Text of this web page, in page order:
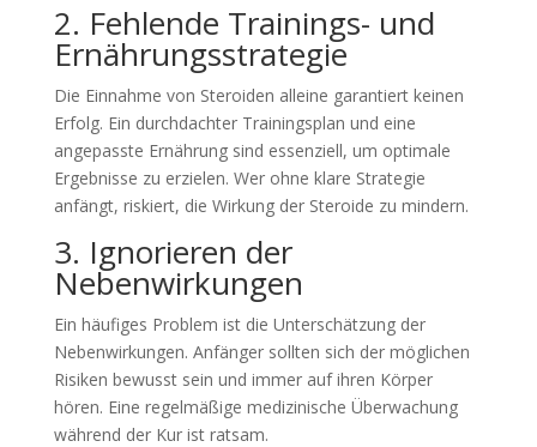
2. Fehlende Trainings- und
Ernährungsstrategie
Die Einnahme von Steroiden alleine garantiert keinen
Erfolg. Ein durchdachter Trainingsplan und eine
angepasste Ernährung sind essenziell, um optimale
Ergebnisse zu erzielen. Wer ohne klare Strategie
anfängt, riskiert, die Wirkung der Steroide zu mindern.
3. Ignorieren der
Nebenwirkungen
Ein häufiges Problem ist die Unterschätzung der
Nebenwirkungen. Anfänger sollten sich der möglichen
Risiken bewusst sein und immer auf ihren Körper
hören. Eine regelmäßige medizinische Überwachung
während der Kur ist ratsam.